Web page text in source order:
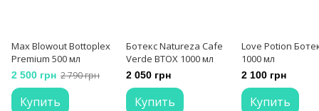
Max Blowout Bottoplex
Premium 500 мл
2 500 грн 2 790 грн
Купить
Ботекс Natureza Cafe
Verde BTOX 1000 мл
2 050 грн
Купить
Love Potion
1000 мл
2 100 грн
Купить